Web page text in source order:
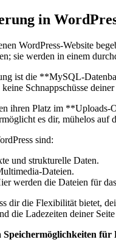
in​
WordPress-Website‍
sie werden in einem
ist die **MySQL-
Schnappschüsse
ihren Platz im **Uploads-
es ⁢dir, mühelos
sind:
​und strukturelle Daten.
Dateien.
‌werden die⁣ Dateien ⁢für
‍dir die Flexibilität bietet,
die Ladezeiten deiner⁤
für